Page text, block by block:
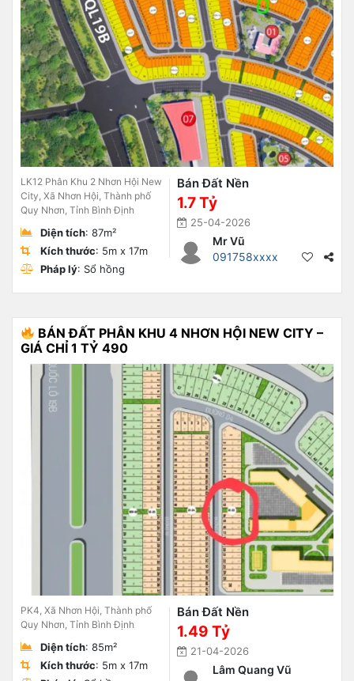
LK12 Phân Khu 2 Nhơn Hội New
City, Xã Nhơn Hội, Thành phố
Quy Nhơn, Tỉnh Bình Định
Diện tích: 87m²
Kích thước: 5m x 17m
Pháp lý: Sổ hồng
Bán Đất Nền
1.7 Tỷ
25-04-2026
Mr Vũ
091758xxxx
BÁN ĐẤT PHÂN KHU 4 NHƠN HỘI NEW CITY –
GIÁ CHỈ 1 TỶ 490
PK4, Xã Nhơn Hội, Thành phố
Quy Nhơn, Tỉnh Bình Định
Diện tích: 85m²
Kích thước: 5m x 17m
Bán Đất Nền
1.49 Tỷ
21-04-2026
Lâm Quang Vũ